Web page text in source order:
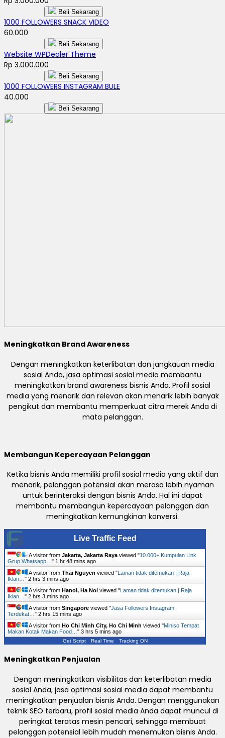
Beli Sekarang
1000 FOLLOWERS SNACK VIDEO
60.000
Beli Sekarang
Website WPDealer Theme
Rp 3.000.000
Beli Sekarang
1000 FOLLOWERS INSTAGRAM BULE
40.000
Beli Sekarang
Meningkatkan Brand Awareness
Dengan meningkatkan keterlibatan dan jangkauan media
sosial Anda, jasa optimasi sosial media membantu
meningkatkan brand awareness bisnis Anda. Profil sosial
media yang menarik dan relevan akan menarik lebih banyak
pengikut dan membantu memperkuat citra merek Anda di
mata pelanggan.
Membangun Kepercayaan Pelanggan
Ketika bisnis Anda memiliki profil sosial media yang aktif dan
menarik, pelanggan potensial akan merasa lebih nyaman
untuk berinteraksi dengan bisnis Anda. Hal ini dapat
membantu membangun kepercayaan pelanggan dan
meningkatkan kemungkinan konversi.
Live Traffic Feed
A visitor from Jakarta, Jakarta Raya viewed "10.000+ Kumpulan Link
Grup Whatsapp… " 1 hr 48 mins ago
A visitor from Thai Nguyen viewed " Laman tidak ditemukan | Raja
Iklan… " 2 hrs 3 mins ago
A visitor from Hanoi, Ha Noi viewed " Laman tidak ditemukan | Raja
Iklan… " 2 hrs 3 mins ago
A visitor from Singapore viewed "Jasa Followers Instagram
Terdekat… " 2 hrs 15 mins ago
A visitor from Ho Chi Minh City, Ho Chi Minh viewed "Miniso Tempat
Makan Kotak Makan Food… " 3 hrs 5 mins ago
Get Script Real Time Tracking ON
Meningkatkan Penjualan
Dengan meningkatkan visibilitas dan keterlibatan media
sosial Anda, jasa optimasi sosial media dapat membantu
meningkatkan penjualan bisnis Anda. Dengan menggunakan
teknik SEO terbaru, profil sosial media Anda dapat muncul di
peringkat teratas mesin pencari, sehingga membuat
pelanggan potensial lebih mudah menemukan bisnis Anda.